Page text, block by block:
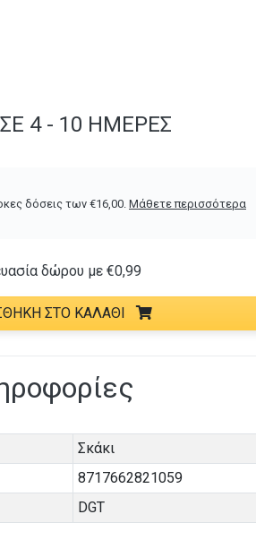
4 - 10 ΗΜΈΡΕΣ
δόσεις των€16,00 Μάθετε περισσότερα
δώρου με €0,99
ΣΤΟ ΚΑΛΆΘΙ
Σκάκι
8717662821059
DGT